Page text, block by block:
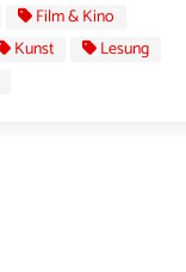
Film & Kino
Kunst
Lesung